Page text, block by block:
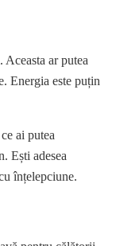
ar putea
Energia este puțin
ai putea
Ești adesea
înțelepciune.